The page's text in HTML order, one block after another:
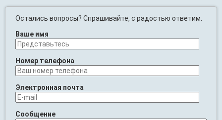
Остались вопросы? Спрашивайте, с радостью ответим.
Ваше имя
Номер телефона
Электронная почта
Сообщение